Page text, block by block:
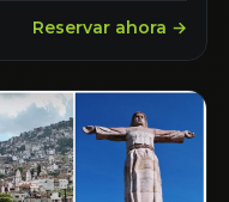
Reservar ahora →